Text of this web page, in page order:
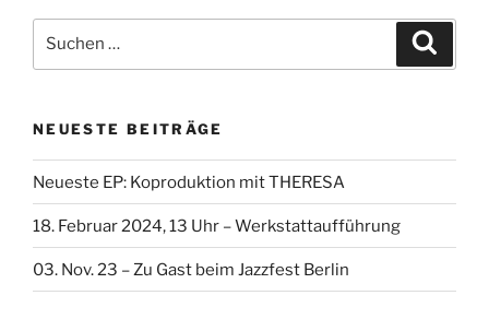
nach:
NEUESTE BEITRÄGE
Neueste EP: Koproduktion mit THERESA
18. Februar 2024, 13 Uhr – Werkstattaufführung
03. Nov. 23 – Zu Gast beim Jazzfest Berlin